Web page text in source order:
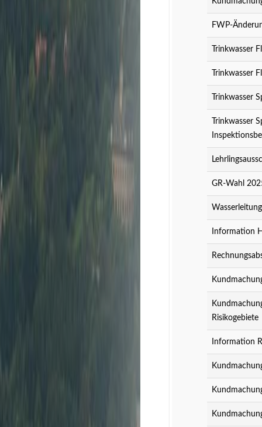
FWP-
Trinkwasser
Trinkwasser
Trinkwasser
Trinkwasser
GR-Wahl
Information
Risikogebiete
Information